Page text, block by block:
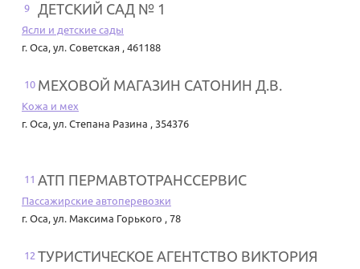
9 ДЕТСКИЙ САД № 1
Ясли и детские сады
г. Оса, ул. Советская , 461188
10 МЕХОВОЙ МАГАЗИН САТОНИН Д.В.
Кожа и мех
г. Оса, ул. Степана Разина , 354376
11 АТП ПЕРМАВТОТРАНССЕРВИС
Пассажирские автоперевозки
г. Оса, ул. Максима Горького , 78
12 ТУРИСТИЧЕСКОЕ АГЕНТСТВО ВИКТОРИЯ